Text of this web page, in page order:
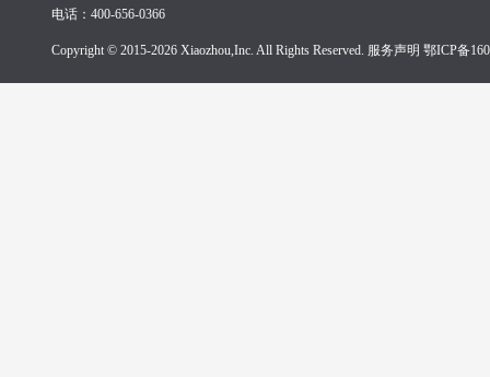
电话：400-656-0366
Copyright © 2015-2026 Xiaozhou,Inc. All Rights Reserved. 服务声明 鄂ICP备